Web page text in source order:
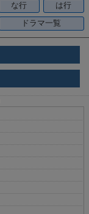
な行
は行
ドラマ一覧